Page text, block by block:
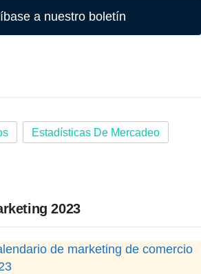
a nuestro boletín
Estadísticas De Mercadeo
2023
de marketing de comercio